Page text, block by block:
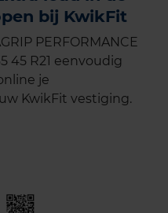
bij KwikFit
PERFORMANCE
45 R21 eenvoudig
je
KwikFit vestiging.